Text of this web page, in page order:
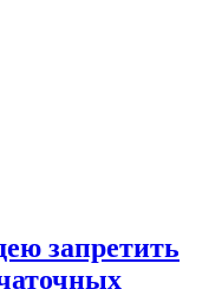
запретить